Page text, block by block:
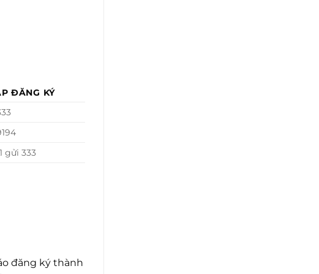
ĐĂNG KÝ
gửi 333
đăng ký thành